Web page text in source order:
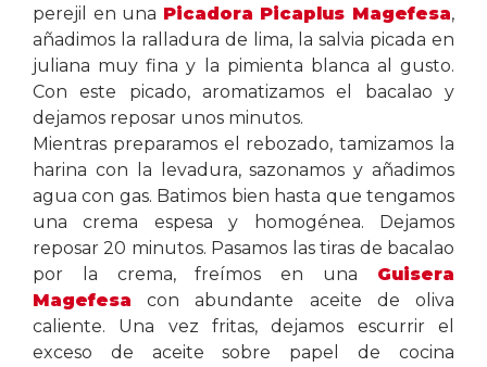
perejil en una Picadora Picaplus Magefesa,
añadimos la ralladura de lima, la salvia picada en
juliana muy fina y la pimienta blanca al gusto.
Con este picado, aromatizamos el bacalao y
dejamos reposar unos minutos.
Mientras preparamos el rebozado, tamizamos la
harina con la levadura, sazonamos y añadimos
agua con gas. Batimos bien hasta que tengamos
una crema espesa y homogénea. Dejamos
reposar 20 minutos. Pasamos las tiras de bacalao
por la crema, freímos en una Guisera
Magefesa con abundante aceite de oliva
caliente. Una vez fritas, dejamos escurrir el
exceso de aceite sobre papel de cocina